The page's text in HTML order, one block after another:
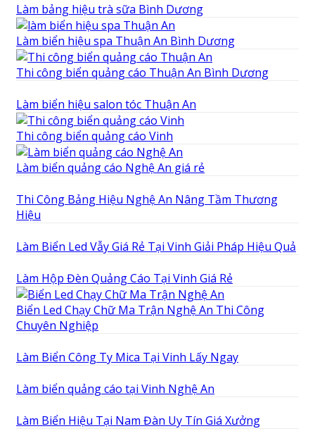
Làm bảng hiệu trà sữa Bình Dương
Làm biển hiệu spa Thuận An Bình Dương
Thi công biển quảng cáo Thuận An Bình Dương
Làm biển hiệu salon tóc Thuận An
Thi công biển quảng cáo Vinh
Làm biển quảng cáo Nghệ An giá rẻ
Thi Công Bảng Hiệu Nghệ An Nâng Tầm Thương
Hiệu
Làm Biển Led Vẫy Giá Rẻ Tại Vinh Giải Pháp Hiệu Quả
Làm Hộp Đèn Quảng Cáo Tại Vinh Giá Rẻ
Biển Led Chạy Chữ Ma Trận Nghệ An Thi Công
Chuyên Nghiệp
Làm Biển Công Ty Mica Tại Vinh Lấy Ngay
Làm biển quảng cáo tại Vinh Nghệ An
Làm Biển Hiệu Tại Nam Đàn Uy Tín Giá Xưởng